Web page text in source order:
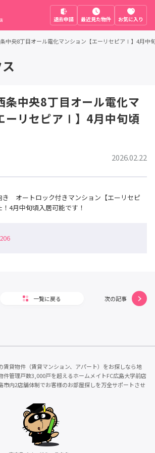
退去申請 最近見た物件 お気に入り
中央8丁目オール電化マンション【エーリセピアⅠ】4月中
条中央8丁目オール電化マ
ーリセピアⅠ】4月中旬頃
2026.02.22
オートロック付きマンション【エーリセピ
4月中旬頃入居可能です！
一覧に戻る 次の記事
賃貸物件（賃貸マンション、アパート）をお探しなら地
件管理戸数3,000戸を超えるホームメイトFC広島大学前店
市内2店舗体制でお客様のお部屋探しを万全サポートさせ